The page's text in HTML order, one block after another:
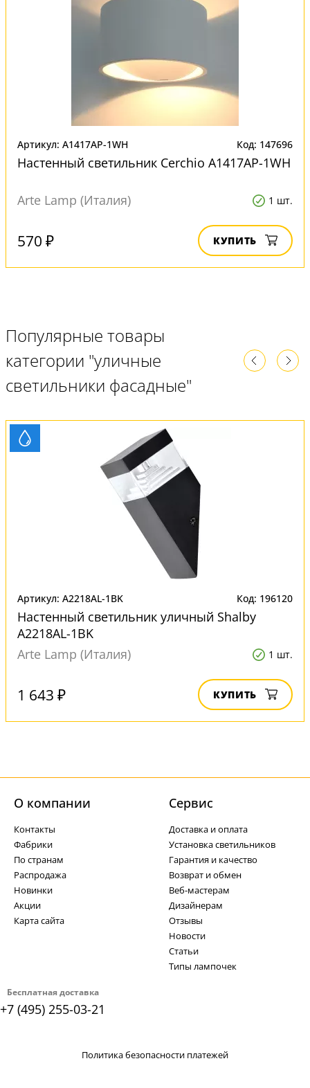
Артикул: A1417AP-1WH Код: 147696
Настенный светильник Cerchio A1417AP-1WH
Arte Lamp (Италия) 1 шт.
570 ₽ КУПИТЬ
Популярные товары
категории "уличные
светильники фасадные"
Артикул: A2218AL-1BK Код: 196120
Настенный светильник уличный Shalby
A2218AL-1BK
Arte Lamp (Италия)
1 шт.
1 643 ₽ КУПИТЬ
Бесплатная доставка
+7 (495) 255-03-21
О компании
Контакты
Фабрики
По странам
Распродажа
Новинки
Акции
Карта сайта
Cервис
Доставка и оплата
Установка светильников
Гарантия и качество
Возврат и обмен
Веб-мастерам
Дизайнерам
Отзывы
Новости
Статьи
Типы лампочек
Политика безопасности платежей